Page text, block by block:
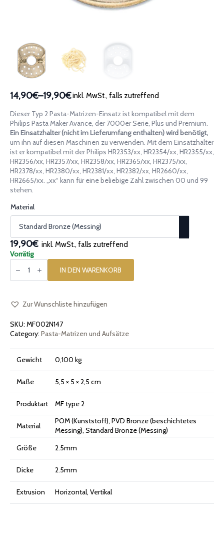
14,90€–19,90€
Preisspanne:
14,90€
bis
19,90€
inkl. MwSt., falls zutreffend
Dieser Typ 2 Pasta-Matrizen-Einsatz ist kompatibel mit dem
Philips Pasta Maker Avance, der 7000er Serie, Plus und Premium.
Ein Einsatzhalter (nicht im Lieferumfang enthalten) wird benötigt,
um ihn auf diesen Maschinen zu verwenden. Mit dem Einsatzhalter
ist er kompatibel mit der Philips HR2353/xx, HR2354/xx, HR2355/xx,
HR2356/xx, HR2357/xx, HR2358/xx, HR2365/xx, HR2375/xx,
HR2378/xx, HR2380/xx, HR2381/xx, HR2382/xx, HR2660/xx,
HR2665/xx. „xx“ kann für eine beliebige Zahl zwischen 00 und 99
stehen.
Material
19,90€ inkl. MwSt., falls zutreffend
Vorrätig
Pasta-
Einsatz
2]
Chitarra
IN DEN WARENKORB
Zur Wunschliste hinzufügen
SKU: MF002N147
Category: Pasta-Matrizen und Aufsätze
Gewicht 0,100 kg
Maße 5,5 × 5 × 2,5 cm
Produktart MF type 2
Material
POM (Kunststoff), PVD Bronze (beschichtetes
Messing), Standard Bronze (Messing)
Größe
2.5mm
Dicke 2.5mm
Extrusion Horizontal, Vertikal